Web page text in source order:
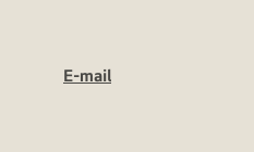
E-mail